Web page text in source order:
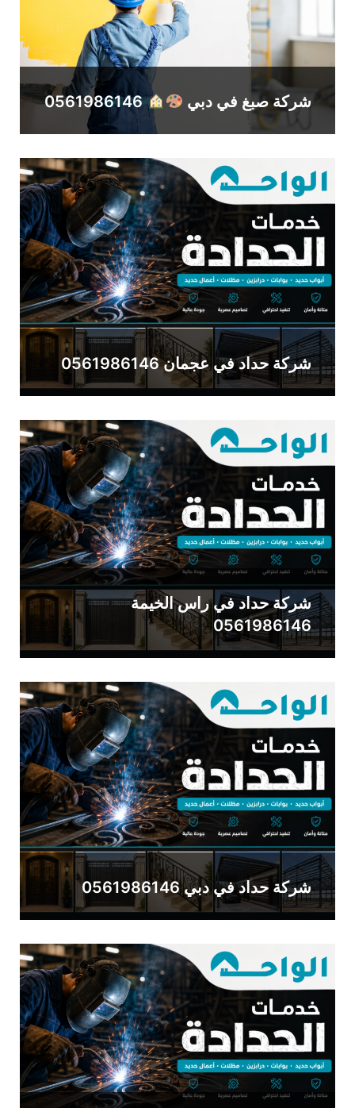
شركة صبغ في دبي 0561986146
شركة حداد في عجمان 0561986146
شركة حداد في راس الخيمة
0561986146
شركة حداد في دبي 0561986146